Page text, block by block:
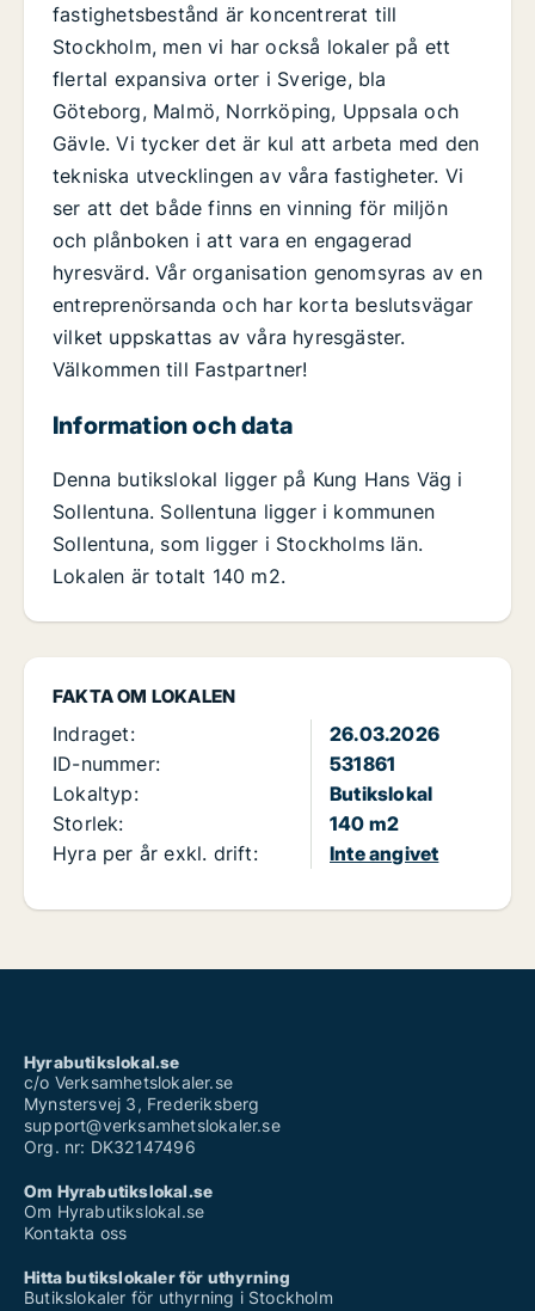
FAKTA OM LOKALEN
Indraget:
26.03.2026
ID-nummer:
531861
Lokaltyp:
Butikslokal
Storlek:
140 m2
Hyra per år exkl. drift:
Inte angivet
fastighetsbestånd är koncentrerat till
Stockholm, men vi har också lokaler på ett
flertal expansiva orter i Sverige, bla
Göteborg, Malmö, Norrköping, Uppsala och
Gävle. Vi tycker det är kul att arbeta med den
tekniska utvecklingen av våra fastigheter. Vi
ser att det både finns en vinning för miljön
och plånboken i att vara en engagerad
hyresvärd. Vår organisation genomsyras av en
entreprenörsanda och har korta beslutsvägar
vilket uppskattas av våra hyresgäster.
Välkommen till Fastpartner!
Information och data
Denna butikslokal ligger på Kung Hans Väg i
Sollentuna. Sollentuna ligger i kommunen
Sollentuna, som ligger i Stockholms län.
Lokalen är totalt 140 m2.
Hyrabutikslokal.se
c/o Verksamhetslokaler.se
Mynstersvej 3, Frederiksberg
support@verksamhetslokaler.se
Org. nr: DK32147496
Om Hyrabutikslokal.se
Om Hyrabutikslokal.se
Kontakta oss
Hitta butikslokaler för uthyrning
Butikslokaler för uthyrning i Stockholm